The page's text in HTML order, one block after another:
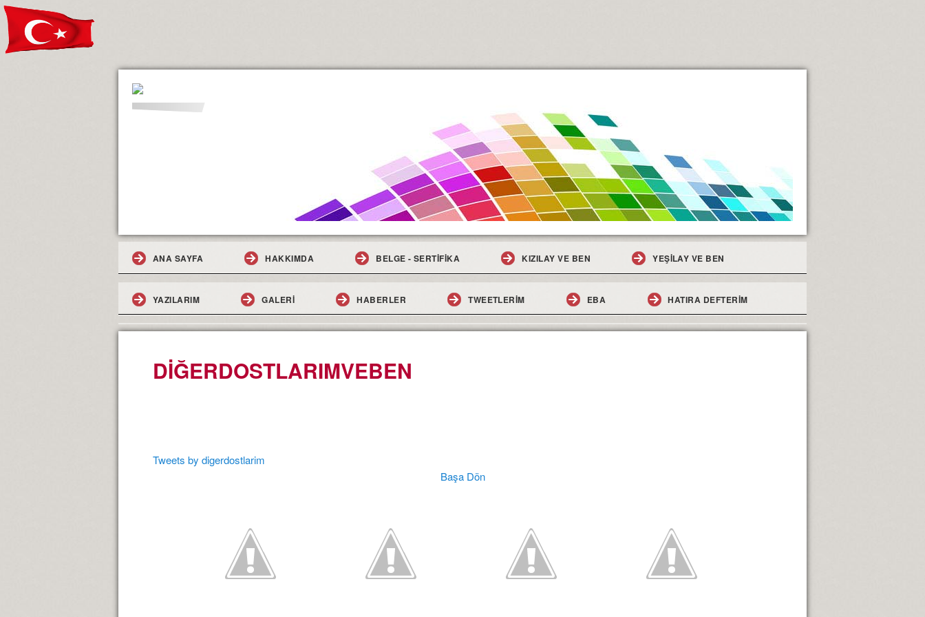
ANA SAYFA HAKKIMDA BELGE - SERTİFİKA KIZILAY VE BEN YEŞİLAY VE BEN
YAZILARIM GALERI HABERLER TWEETLERİM EBA HATIRA DEFTERİM
DİĞERDOSTLARIMVEBEN
Tweets by digerdostlarim
Başa Dön